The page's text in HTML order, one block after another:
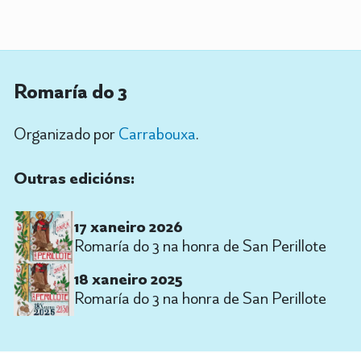
Romaría do 3
Organizado porCarrabouxa.
Outras edicións:
17 xaneiro 2026
Romaría do 3 na honra de San Perillote
18 xaneiro 2025
Romaría do 3 na honra de San Perillote